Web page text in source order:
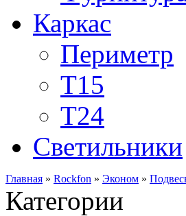
Каркас
Периметр
Т15
Т24
Светильники
Главная » Rockfon » Эконом »
Категории